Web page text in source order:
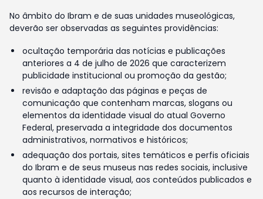
No âmbito do Ibram e de suas unidades museológicas,
deverão ser observadas as seguintes providências:
ocultação temporária das notícias e publicações
anteriores a 4 de julho de 2026 que caracterizem
publicidade institucional ou promoção da gestão;
revisão e adaptação das páginas e peças de
comunicação que contenham marcas, slogans ou
elementos da identidade visual do atual Governo
Federal, preservada a integridade dos documentos
administrativos, normativos e históricos;
adequação dos portais, sites temáticos e perfis oficiais
do Ibram e de seus museus nas redes sociais, inclusive
quanto à identidade visual, aos conteúdos publicados e
aos recursos de interação;